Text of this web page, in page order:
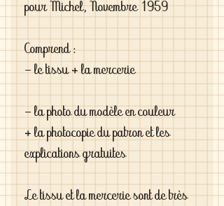
pour Michel, Novembre 1959
Comprend :
- le tissu + la mercerie
- la photo du modèle en couleur
+ la photocopie du patron et les
explications gratuites
Le tissu et la mercerie sont de très